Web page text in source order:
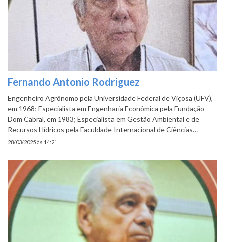
Fernando Antonio Rodriguez
Engenheiro Agrônomo pela Universidade Federal de Viçosa (UFV),
em 1968; Especialista em Engenharia Econômica pela Fundação
Dom Cabral, em 1983; Especialista em Gestão Ambiental e de
Recursos Hídricos pela Faculdade Internacional de Ciências…
28/03/2025 às 14:21